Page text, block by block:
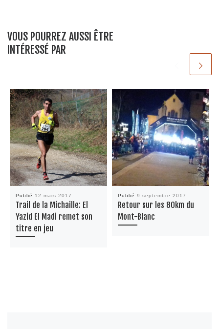
VOUS POURREZ AUSSI ÊTRE
INTÉRESSÉ PAR
Publié 12 mars 2017
Trail de la Michaille: El
Yazid El Madi remet son
titre en jeu
Publié 9 septembre 2017
Retour sur les 80km du
Mont-Blanc